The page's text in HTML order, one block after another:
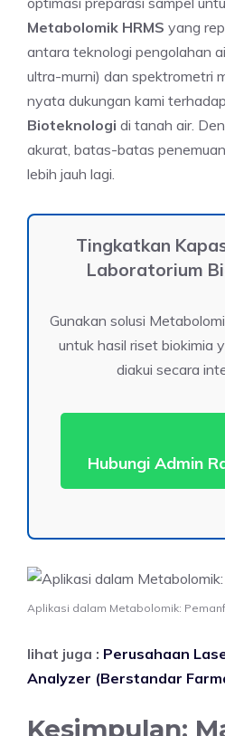
Metabolomik HRMS yang
antara teknologi pengolahan
ultra-murni) dan spektrometri
nyata dukungan kami
Bioteknologi di tanah air.
akurat, batas-batas
lebih jauh lagi.
Tingkatkan
Laboratorium
Gunakan solusi
untuk hasil riset biokimia
diakui secara
Hubungi Admin
Aplikasi dalam Metabolomik:
lihat juga : Perusahaan
Analyzer (Berstandar
Kesimpulan: